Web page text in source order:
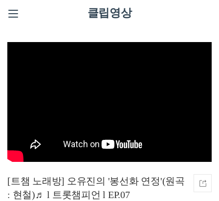
클립영상
[트챔 노래방] 오유진의 '봉선화 연정'(원곡
: 현철)♬ l 트롯챔피언 l EP.07